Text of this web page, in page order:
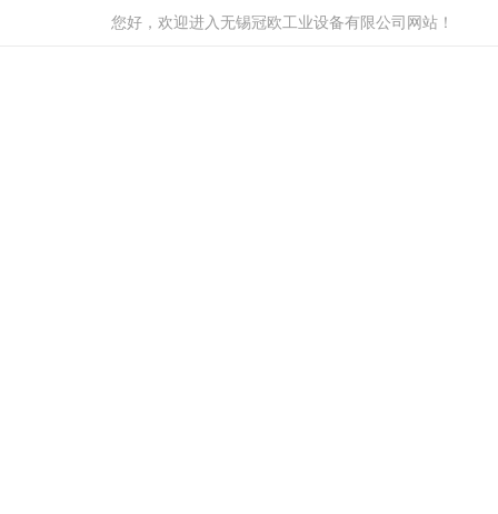
您好，欢迎进入无锡冠欧工业设备有限公司网站！